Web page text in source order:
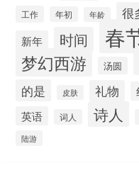
工作 年初 年龄 很
新年 时间 春
梦幻西游 汤圆
的是 皮肤 礼物
英语 词人 诗人
陆游